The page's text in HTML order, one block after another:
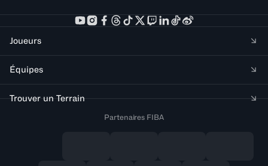
Joueurs
Équipes
Trouver un Terrain
Partenaires FIBA